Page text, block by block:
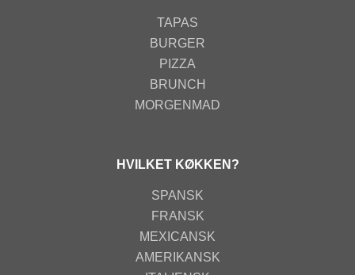
TAPAS
BURGER
PIZZA
BRUNCH
MORGENMAD
HVILKET KØKKEN?
SPANSK
FRANSK
MEXICANSK
AMERIKANSK